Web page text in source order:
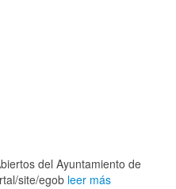
del Ayuntamiento de
site/egob leer más